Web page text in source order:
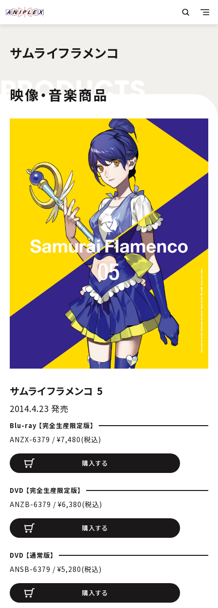
サムライフラメンコ
PRODUC
映像・音楽商品
サムライフラメンコ 5
2014.4.23 発売
Blu-ray 【完全生産限定版】
ANZX-6379 / ¥7,480(税込)
購入する
DVD 【完全生産限定版】
ANZB-6379 / ¥6,380(税込)
購入する
DVD 【通常版】
ANSB-6379 / ¥5,280(税込)
購入する